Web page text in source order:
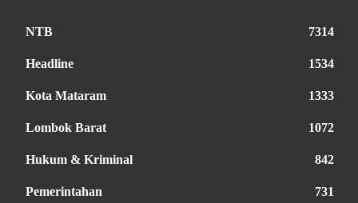
NTB 7314
Headline 1534
Kota Mataram 1333
Lombok Barat 1072
Hukum & Kriminal 842
Pemerintahan 731